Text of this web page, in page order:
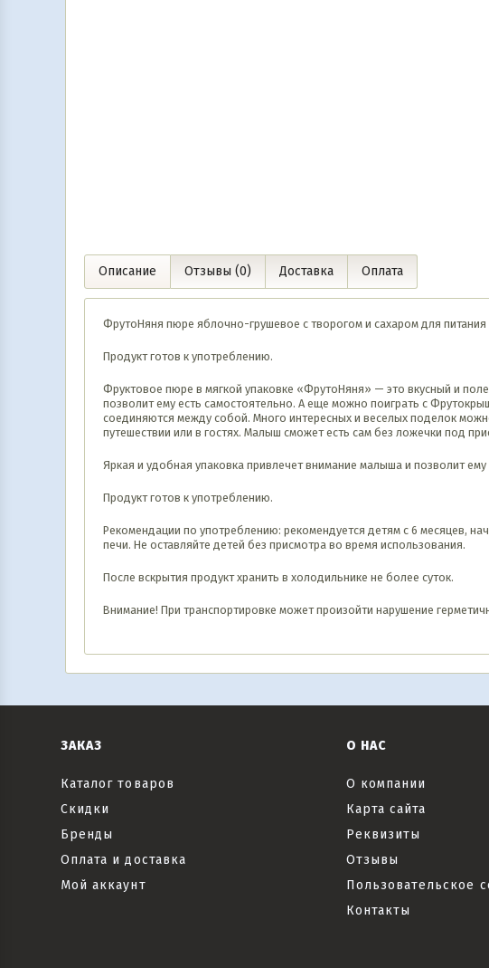
Описание Отзывы (0) Доставка Оплата
ФрутоНяня пюре яблочно-грушевое с творогом и сахаром для
Продукт готов к употреблению.
Фруктовое пюре в мягкой упаковке «ФрутоНяня» — это вкусный и
позволит ему есть самостоятельно. А еще можно поиграть с
соединяются между собой. Много интересных и веселых поделок
путешествии или в гостях. Малыш сможет есть сам без ложечки под
Яркая и удобная упаковка привлечет внимание малыша и позволит
Продукт готов к употреблению.
Рекомендации по употреблению: рекомендуется детям с 6 месяцев,
печи. Не оставляйте детей без присмотра во время использования.
После вскрытия продукт хранить в холодильнике не более суток.
Внимание! При транспортировке может произойти нарушение
ЗАКАЗ
Каталог товаров
Скидки
Бренды
Оплата и доставка
Мой аккаунт
О НАС
О компании
Карта сайта
Реквизиты
Отзывы
Пользовательское
Контакты